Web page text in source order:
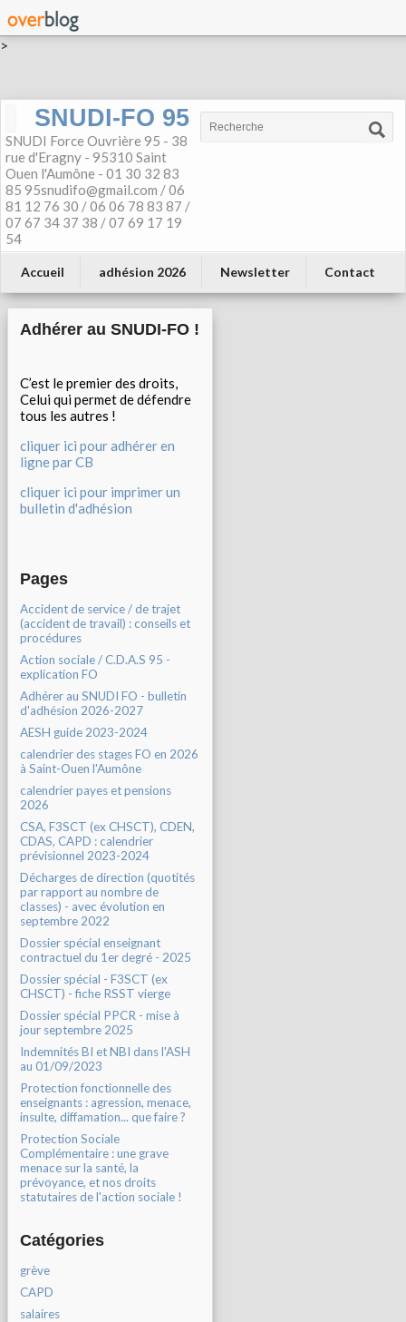
>
SNUDI-FO 95
SNUDI Force Ouvrière 95 - 38
rue d'Eragny - 95310 Saint
Ouen l'Aumône - 01 30 32 83
85 95snudifo@gmail.com / 06
81 12 76 30 / 06 06 78 83 87 /
07 67 34 37 38 / 07 69 17 19
54
Accueil adhésion 2026 Newsletter Contact
Adhérer au SNUDI-FO !
C’est le premier des droits,
Celui qui permet de défendre
tous les autres !
cliquer ici pour adhérer en
ligne par CB
cliquer ici pour imprimer un
bulletin d'adhésion
Pages
Accident de service / de trajet
(accident de travail) : conseils et
procédures
Action sociale / C.D.A.S 95 -
explication FO
Adhérer au SNUDI FO - bulletin
d'adhésion 2026-2027
AESH guide 2023-2024
calendrier des stages FO en 2026
à Saint-Ouen l'Aumône
calendrier payes et pensions
2026
CSA, F3SCT (ex CHSCT), CDEN,
CDAS, CAPD : calendrier
prévisionnel 2023-2024
Décharges de direction (quotités
par rapport au nombre de
classes) - avec évolution en
septembre 2022
Dossier spécial enseignant
contractuel du 1er degré - 2025
Dossier spécial - F3SCT (ex
CHSCT) - fiche RSST vierge
Dossier spécial PPCR - mise à
jour septembre 2025
Indemnités BI et NBI dans l'ASH
au 01/09/2023
Protection fonctionnelle des
enseignants : agression, menace,
insulte, diffamation... que faire ?
Protection Sociale
Complémentaire : une grave
menace sur la santé, la
prévoyance, et nos droits
statutaires de l'action sociale !
Catégories
grève
CAPD
salaires